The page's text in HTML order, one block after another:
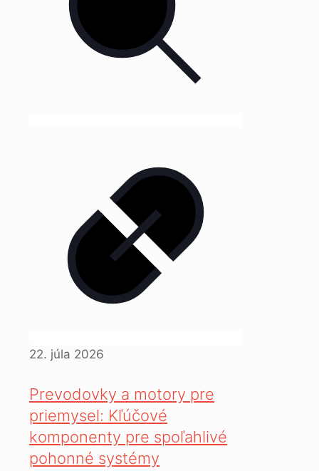
22. júla 2026
Prevodovky a motory pre
priemysel: Kľúčové
komponenty pre spoľahlivé
pohonné systémy